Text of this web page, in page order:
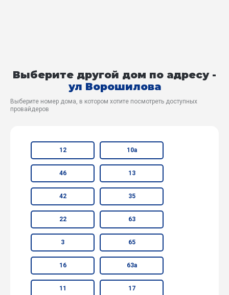
Выберите другой дом по адресу -
ул Ворошилова
Выберите номер дома, в котором хотите посмотреть доступных
провайдеров
12 10а
46 13
42 35
22 63
3 65
16 63а
11 17